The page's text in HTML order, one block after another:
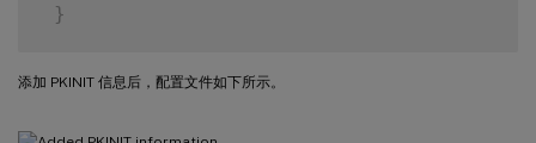
}
添加 PKINIT 信息后，配置文件如下所示。